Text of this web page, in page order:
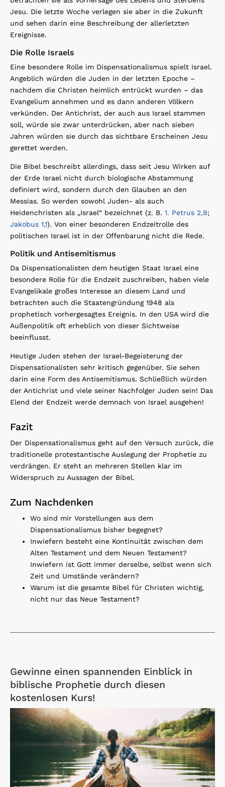
Jesu. Die letzte Woche verlegen sie aber in die Zukunft
und sehen darin eine Beschreibung der allerletzten
Ereignisse.
Die Rolle Israels
Eine besondere Rolle im Dispensationalismus spielt Israel.
Angeblich würden die Juden in der letzten Epoche –
nachdem die Christen heimlich entrückt wurden – das
Evangelium annehmen und es dann anderen Völkern
verkünden. Der Antichrist, der auch aus Israel stammen
soll, würde sie zwar unterdrücken, aber nach sieben
Jahren würden sie durch das sichtbare Erscheinen Jesu
gerettet werden.
Die Bibel beschreibt allerdings, dass seit Jesu Wirken auf
der Erde Israel nicht durch biologische Abstammung
definiert wird, sondern durch den Glauben an den
Messias. So werden sowohl Juden- als auch
Heidenchristen als „Israel“ bezeichnet (z. B. 1. Petrus 2,9;
Jakobus 1,1). Von einer besonderen Endzeitrolle des
politischen Israel ist in der Offenbarung nicht die Rede.
Politik und Antisemitismus
Da Dispensationalisten dem heutigen Staat Israel eine
besondere Rolle für die Endzeit zuschreiben, haben viele
Evangelikale großes Interesse an diesem Land und
betrachten auch die Staatengründung 1948 als
prophetisch vorhergesagtes Ereignis. In den USA wird die
Außenpolitik oft erheblich von dieser Sichtweise
beeinflusst.
Heutige Juden stehen der Israel-Begeisterung der
Dispensationalisten sehr kritisch gegenüber. Sie sehen
darin eine Form des Antisemitismus. Schließlich würden
der Antichrist und viele seiner Nachfolger Juden sein! Das
Elend der Endzeit werde demnach von Israel ausgehen!
Fazit
Der Dispensationalismus geht auf den Versuch zurück, die
traditionelle protestantische Auslegung der Prophetie zu
verdrängen. Er steht an mehreren Stellen klar im
Widerspruch zu Aussagen der Bibel.
Zum Nachdenken
Wo sind mir Vorstellungen aus dem
Dispensationalismus bisher begegnet?
Inwiefern besteht eine Kontinuität zwischen dem
Alten Testament und dem Neuen Testament?
Inwiefern ist Gott immer derselbe, selbst wenn sich
Zeit und Umstände verändern?
Warum ist die gesamte Bibel für Christen wichtig,
nicht nur das Neue Testament?
Gewinne einen spannenden Einblick in
biblische Prophetie durch diesen
kostenlosen Kurs!
Open Link